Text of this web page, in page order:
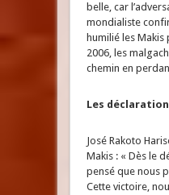
belle, car
mondialiste
humilié les Makis
2006, les
chemin en
Les
José Rakoto
Makis : « Dès le
pensé que nous
Cette victoire,